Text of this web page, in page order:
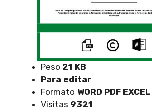
Peso 21 KB
Para editar
Formato WORD PDF EXCEL
Visitas 9321